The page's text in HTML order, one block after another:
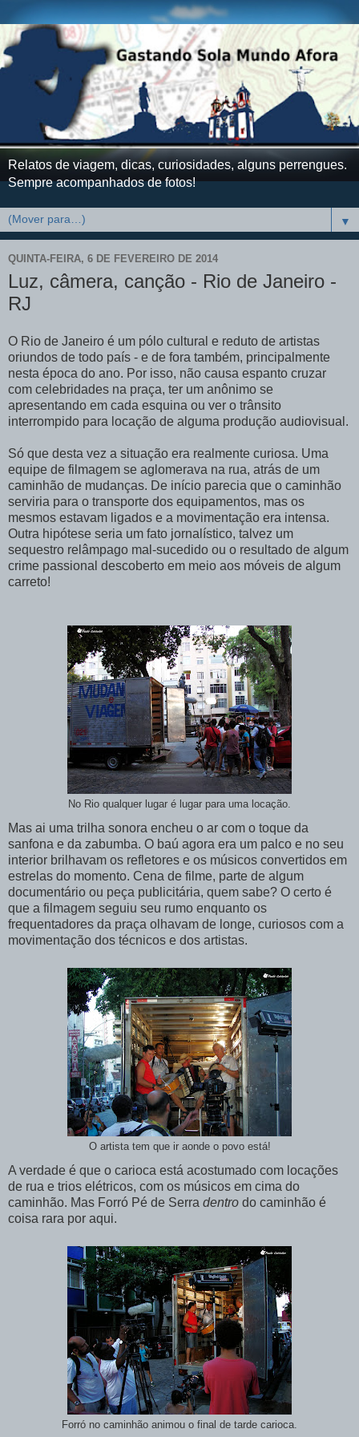
Relatos de viagem, dicas, curiosidades, alguns perrengues.
Sempre acompanhados de fotos!
▼
QUINTA-FEIRA, 6 DE FEVEREIRO DE 2014
Luz, câmera, canção - Rio de Janeiro -
RJ
O Rio de Janeiro é um pólo cultural e reduto de artistas
oriundos de todo país - e de fora também, principalmente
nesta época do ano. Por isso, não causa espanto cruzar
com celebridades na praça, ter um anônimo se
apresentando em cada esquina ou ver o trânsito
interrompido para locação de alguma produção audiovisual.
Só que desta vez a situação era realmente curiosa. Uma
equipe de filmagem se aglomerava na rua, atrás de um
caminhão de mudanças. De início parecia que o caminhão
serviria para o transporte dos equipamentos, mas os
mesmos estavam ligados e a movimentação era intensa.
Outra hipótese seria um fato jornalístico, talvez um
sequestro relâmpago mal-sucedido ou o resultado de algum
crime passional descoberto em meio aos móveis de algum
carreto!
No Rio qualquer lugar é lugar para uma locação.
Mas ai uma trilha sonora encheu o ar com o toque da
sanfona e da zabumba. O baú agora era um palco e no seu
interior brilhavam os refletores e os músicos convertidos em
estrelas do momento. Cena de filme, parte de algum
documentário ou peça publicitária, quem sabe? O certo é
que a filmagem seguiu seu rumo enquanto os
frequentadores da praça olhavam de longe, curiosos com a
movimentação dos técnicos e dos artistas.
O artista tem que ir aonde o povo está!
A verdade é que o carioca está acostumado com locações
de rua e trios elétricos, com os músicos em cima do
caminhão. Mas Forró Pé de Serra dentro do caminhão é
coisa rara por aqui.
Forró no caminhão animou o final de tarde carioca.